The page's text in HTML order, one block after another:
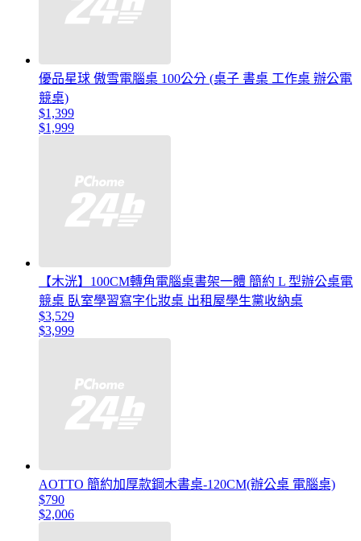
優品星球 傲雪電腦桌 100公分 (桌子 書桌 工作桌 辦公電
競桌)
$1,399
$1,999
【木洸】100CM轉角電腦桌書架一體 簡約 L 型辦公桌電
競桌 臥室學習寫字化妝桌 出租屋學生黨收納桌
$3,529
$3,999
AOTTO 簡約加厚款鋼木書桌-120CM(辦公桌 電腦桌)
$790
$2,006